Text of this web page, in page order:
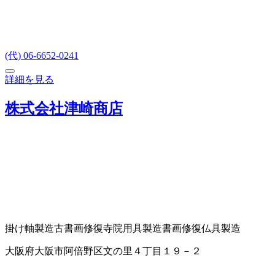
(代) 06-6652-0241
詳細を見る
株式会社津崎商店
掛け軸製造古書画修復寺院用具製造書画修復仏具製造
大阪府大阪市阿倍野区文の里４丁目１９－２